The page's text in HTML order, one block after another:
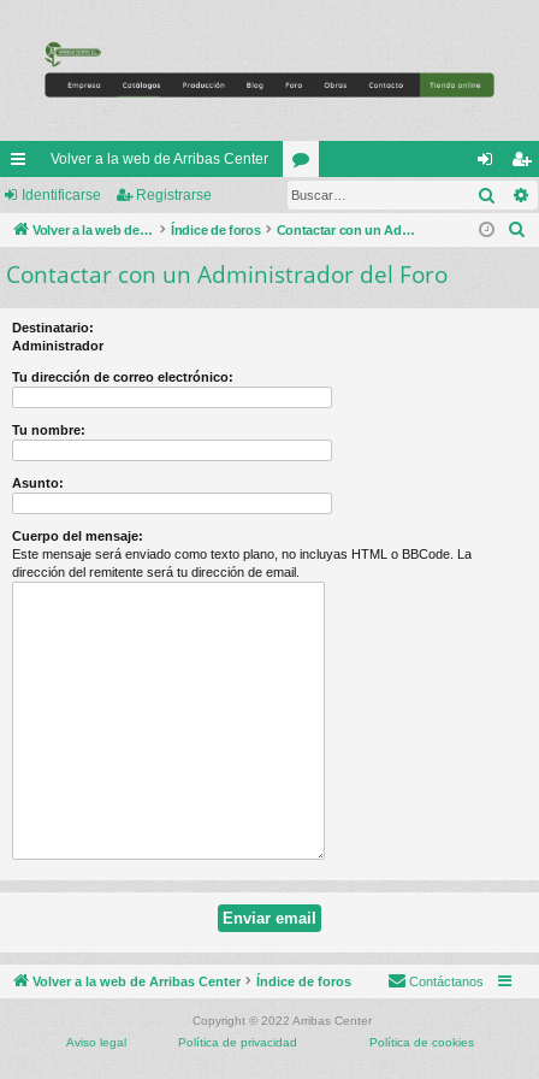
nl
ac
es
pi
do
s
Volver a la web de Arribas Center
or
os
de
nti
eg
ist
Identificarse Registrarse
Volver a la web de Arribas Center Índice de foros Contactar con un Administrador del Foro
c
Contactar con un Administrador del Foro
Destinatario:
Administrador
Tu dirección de correo electrónico:
Tu nombre:
Asunto:
Cuerpo del mensaje:
Este mensaje será enviado como texto plano, no incluyas HTML o BBCode. La
dirección del remitente será tu dirección de email.
Volver a la web de Arribas Center Índice de foros Contáctanos
Copyright © 2022 Arribas Center
Aviso legal
Política de privacidad Política de cookies